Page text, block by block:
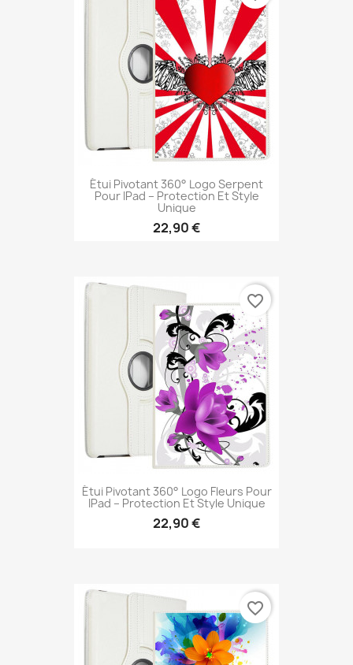
Étui Pivotant 360° Logo Serpent
Pour IPad – Protection Et Style
Unique
22,90 €
Étui Pivotant 360° Logo Fleurs Pour
IPad – Protection Et Style Unique
22,90 €
favorite_border
favorite_border